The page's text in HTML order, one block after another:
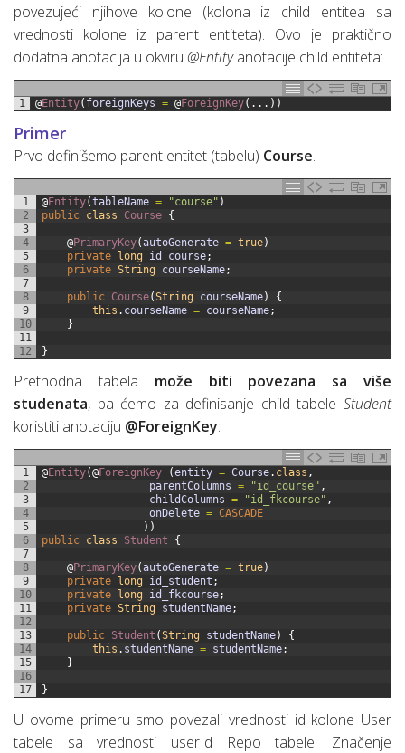
povezujeći njihove kolone (kolona iz child entitea sa
vrednosti kolone iz parent entiteta). Ovo je praktično
dodatna anotacija u okviru @Entityanotacije child entiteta:
1 @Entity( foreignKeys = @ForeignKey( . . . ) )
Primer
Prvo definišemo parent entitet (tabelu) Course.
1
2
3
4
5
6
7
8
9
10
11
12
@Entity(tableName = "course" )
public class Course {
@PrimaryKey(autoGenerate = true)
private long id_course;
private String courseName;
public Course(String courseName)
{
this . courseName = courseName;
}
}
Prethodna tabela može biti povezana sa više
studenata, pa ćemo za definisanje child tabele Student
koristiti anotaciju @ForeignKey:
1
2
3
4
5
6
7
8
9
10
11
12
13
14
15
16
17
@Entity(@ForeignKey (entity = Course. class ,
parentColumns = "id_course" ,
childColumns = "id_fkcourse" ,
onDelete = CASCADE
) )
public class Student {
@PrimaryKey(autoGenerate = true)
private long id_student ;
private long id_fkcourse;
private String studentName;
public Student (String studentName)
{
this . studentName = studentName;
}
}
U ovome primeru smo povezali vrednosti id kolone User
tabele sa vrednosti userId Repo tabele. Značenje